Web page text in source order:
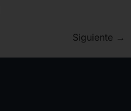
Siguiente →